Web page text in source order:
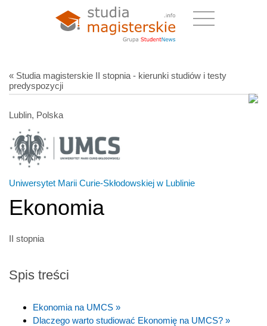
« Studia magisterskie II stopnia - kierunki studiów i testy
predyspozycji
Lublin, Polska
Uniwersytet Marii Curie-Skłodowskiej w Lublinie
Ekonomia
II stopnia
Spis treści
Ekonomia na UMCS »
Dlaczego warto studiować Ekonomię na UMCS? »